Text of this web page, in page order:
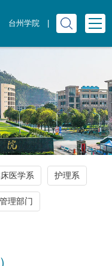
台州学院
医学系 护理系
管理部门